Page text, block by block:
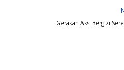
Gerakan Aksi Bergizi